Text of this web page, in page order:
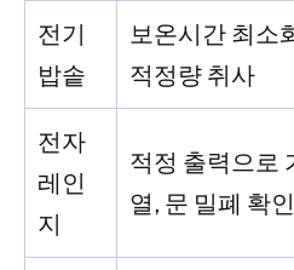
전기
밥솥
보온시간 최소
적정량 취사
전자
레인
지
적정 출력으로
열, 문 밀폐 확인